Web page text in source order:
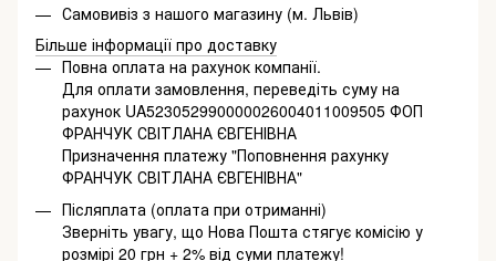
Самовивіз з нашого магазину (м. Львів)
Більше інформації про доставку
Повна оплата на рахунок компанії.
Для оплати замовлення, переведіть суму на
рахунок UA523052990000026004011009505 ФОП
ФРАНЧУК СВІТЛАНА ЄВГЕНІВНА
Призначення платежу "Поповнення рахунку
ФРАНЧУК СВІТЛАНА ЄВГЕНІВНА"
Післяплата (оплата при отриманні)
Зверніть увагу, що Нова Пошта стягує комісію у
розмірі 20 грн + 2% від суми платежу!